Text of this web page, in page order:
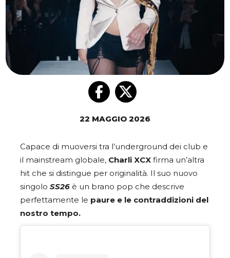
22 MAGGIO 2026
Capace di muoversi tra l’underground dei club e
il mainstream globale, Charli XCX firma un’altra
hit che si distingue per originalità. Il suo nuovo
singolo SS26 è un brano pop che descrive
perfettamente le paure e le contraddizioni del
nostro tempo.